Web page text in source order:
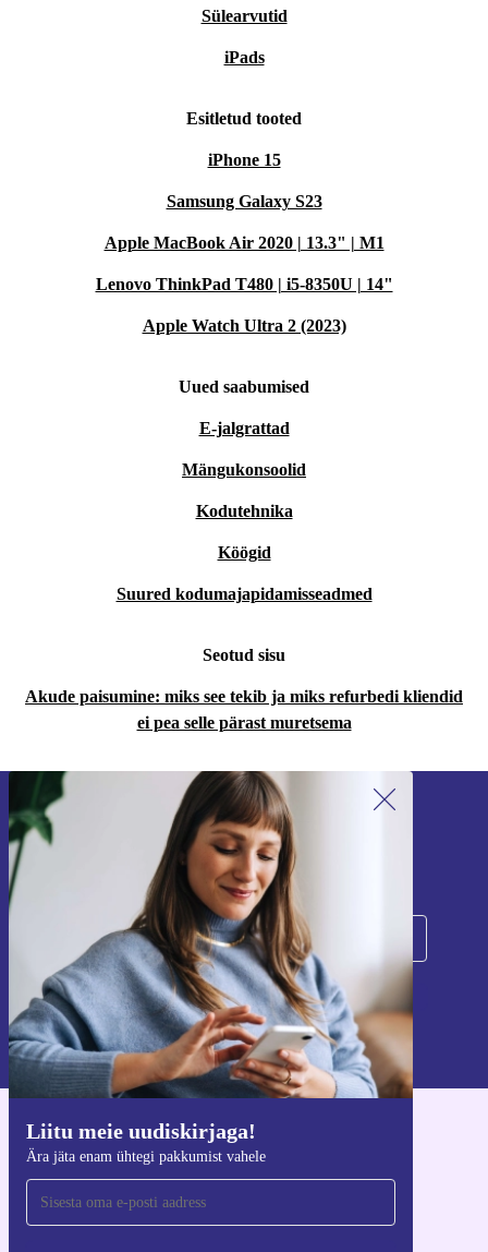
Sülearvutid
iPads
Esitletud tooted
iPhone 15
Samsung Galaxy S23
Apple MacBook Air 2020 | 13.3" | M1
Lenovo ThinkPad T480 | i5-8350U | 14"
Apple Watch Ultra 2 (2023)
Uued saabumised
E-jalgrattad
Mängukonsoolid
Kodutehnika
Köögid
Suured kodumajapidamisseadmed
Seotud sisu
Akude paisumine: miks see tekib ja miks refurbedi kliendid
ei pea selle pärast muretsema
Liitu meie uudiskirjaga!
Ära jäta enam ühtegi pakkumist vahele
Liitu meie uudiskirjaga!
Ära jäta enam ühtegi pakkumist vahele.
Registreeru
Teavet isikuandmete kasutamise kohta leiate meie
privaatsuspoliitikast.
Hangi refurbed rakendus
iOS-i ja Androidi jaoks